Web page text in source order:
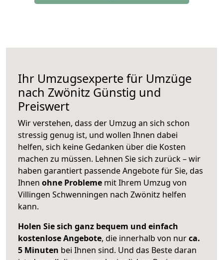
Ihr Umzugsexperte für Umzüge
nach Zwönitz Günstig und
Preiswert
Wir verstehen, dass der Umzug an sich schon
stressig genug ist, und wollen Ihnen dabei
helfen, sich keine Gedanken über die Kosten
machen zu müssen. Lehnen Sie sich zurück – wir
haben garantiert passende Angebote für Sie, das
Ihnen ohne Probleme mit Ihrem Umzug von
Villingen Schwenningen nach Zwönitz helfen
kann.
Holen Sie sich ganz bequem und einfach
kostenlose Angebote, die innerhalb von nurca.
5 Minuten bei Ihnen sind. Und das Beste daran